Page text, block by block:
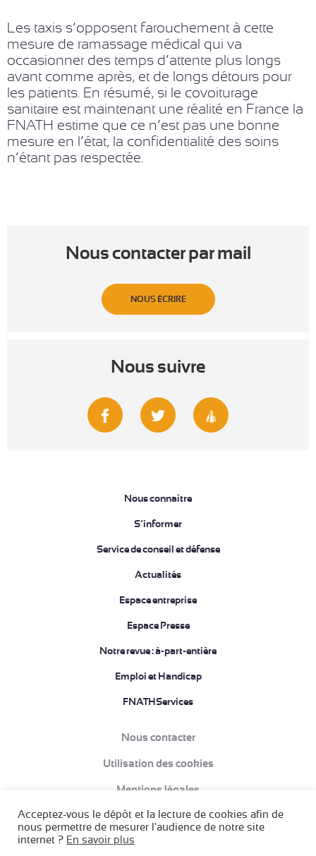
Les taxis s’opposent farouchement à cette
mesure de ramassage médical qui va
occasionner des temps d’attente plus longs
avant comme après, et de longs détours pour
les patients. En résumé, si le covoiturage
sanitaire est maintenant une réalité en France la
FNATH estime que ce n’est pas une bonne
mesure en l’état, la confidentialité des soins
n’étant pas respectée.
Nous contacter par mail
NOUS ÉCRIRE
Nous suivre
Nous connaître
S’informer
Service de conseil et défense
Actualités
Espace entreprise
Espace Presse
Notre revue : à-part-entière
Emploi et Handicap
FNATHServices
Nous contacter
Utilisation des cookies
Mentions légales
Données à caractère personnel et Politique de confidentialité
Conditions Générales de Vente (CGV)
Acceptez-vous le dépôt et la lecture de cookies afin de
nous permettre de mesurer l'audience de notre site
internet ? En savoir plus